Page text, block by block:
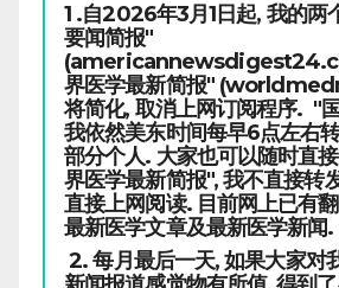
1 .自2026年3月1日起, 我的
要闻简报"
界医学最新简报"
将简化, 取消上网订阅程序. "
我依然美东时间每早6点左右
部分个人. 大家也可以随时直
界医学最新简报", 我不直接转
直接上网阅读. 目前网上已有
最新医学文章及最新医学新闻.
2. 每月最后一天, 如果大家对